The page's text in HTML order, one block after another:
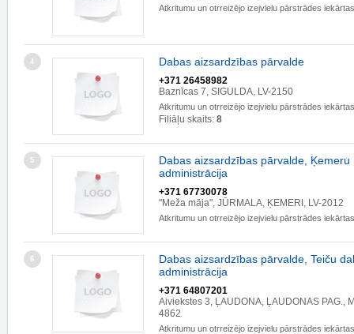
Atkritumu un otrreizējo izejvielu pārstrādes iekārtas
4 Dabas aizsardzības pārvalde
+371 26458982
Baznīcas 7, SIGULDA, LV-2150
Atkritumu un otrreizējo izejvielu pārstrādes iekārtas
Filiāļu skaits: 8
5
Dabas aizsardzības pārvalde, Ķemeru
administrācija
+371 67730078
"Meža māja", JŪRMALA, ĶEMERI, LV-2012
Atkritumu un otrreizējo izejvielu pārstrādes iekārtas
6
Dabas aizsardzības pārvalde, Teiču
administrācija
+371 64807201
Aiviekstes 3, ĻAUDONA, ĻAUDONAS PAG.,
4862
Atkritumu un otrreizējo izejvielu pārstrādes iekārtas